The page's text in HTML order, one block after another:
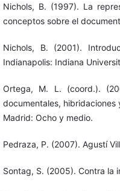
Nichols, B. (1997). La
conceptos sobre el
Nichols, B. (2001).
Indianapolis: Indiana
Ortega, M. L. (coord.).
documentales, hibridaciones
Madrid: Ocho y medio.
Pedraza, P. (2007). Agustí
Sontag, S. (2005). Contra la